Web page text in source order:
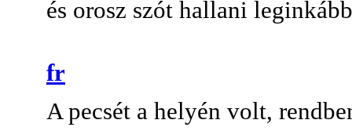
és orosz szót hallani
fr
A pecsét a helyén volt,